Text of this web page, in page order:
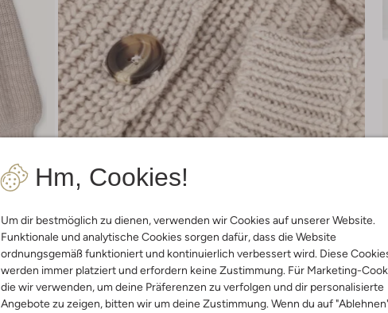
Hm, Cookies!
Um dir bestmöglich zu dienen, verwenden wir Cookies auf unserer Website.
Funktionale und analytische Cookies sorgen dafür, dass die Website
ordnungsgemäß funktioniert und kontinuierlich verbessert wird. Diese
werden immer platziert und erfordern keine Zustimmung. Für Marketing-
die wir verwenden, um deine Präferenzen zu verfolgen und dir personalisierte
Angebote zu zeigen, bitten wir um deine Zustimmung. Wenn du auf
Lieferung & Rückgabe